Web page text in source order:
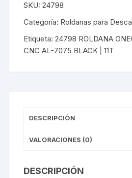
CERAMICA
CNC
7075
BLACK
SKU:24798
Categoría: Roldanas para
Etiqueta:24798 ROLDANA
CNC AL-7075 BLACK | 11T
DESCRIPCIÓN
VALORACIONES (0)
DESCRIPCIÓN